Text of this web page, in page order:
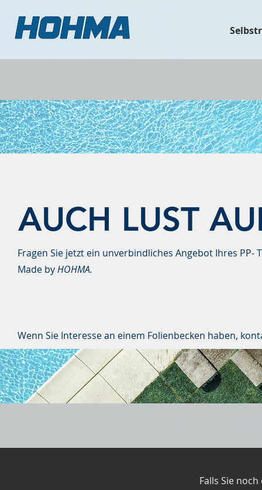
AUCH LUST
Fragen Sie jetzt ein unverbindliches Angebot Ihres PP-
Made byHOHMA.
Wenn Sie Interesse an einem Folienbecken haben,
Falls Sie